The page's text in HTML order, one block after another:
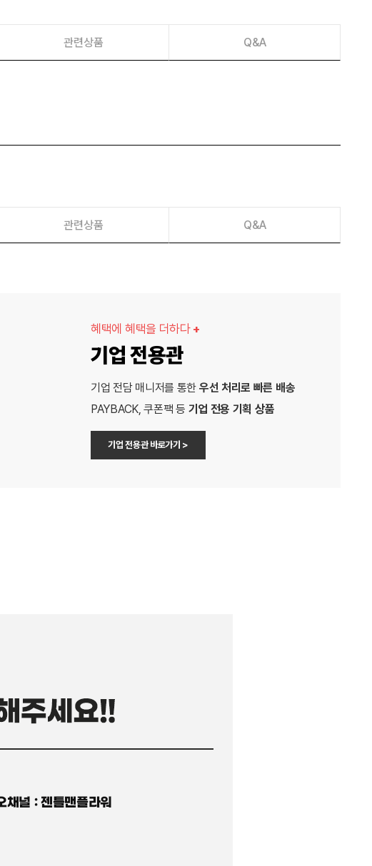
관련상품 Q&A
관련상품 Q&A
혜택에 혜택을 더하다 +
기업 전용관
기업 전담 매니저를 통한 우선 처리로 빠른 배송
PAYBACK, 쿠폰팩 등 기업 전용 기획 상품
기업 전용관 바로가기 >